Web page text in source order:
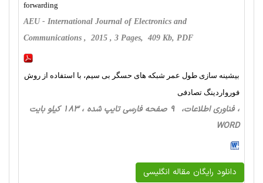
forwarding
AEU - International Journal of Electronics and
Communications , 2015 , 3 Pages, 409 Kb, PDF
بیشینه سازی طول عمر شبکه های حسگر بی سیم، با استفاده از روش
فورواردینگ تصادفی
، فناوری اطلاعات، 9 صفحه فارسی تایپ شده ، 183 کیلو بایت
WORD
دانلود رایگان مقاله انگلیسی